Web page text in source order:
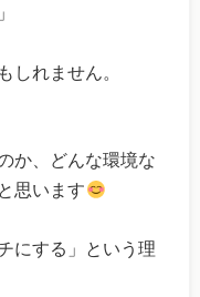
しれません。
か、どんな環境な
思います
にする」という理